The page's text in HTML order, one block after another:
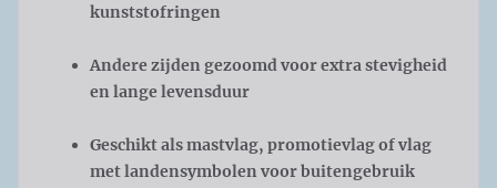
kunststofringen
Andere zijden gezoomd voor extra stevigheid
en lange levensduur
Geschikt als mastvlag, promotievlag of vlag
met landensymbolen voor buitengebruik